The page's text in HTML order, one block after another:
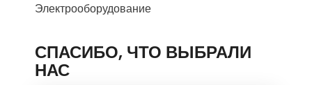
Электрооборудование
СПАСИБО, ЧТО ВЫБРАЛИ
НАС